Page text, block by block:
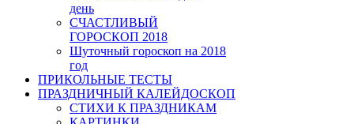
день
СЧАСТЛИВЫЙ
ГОРОСКОП 2018
Шуточный гороскоп на 2018
год
ПРИКОЛЬНЫЕ ТЕСТЫ
ПРАЗДНИЧНЫЙ КАЛЕЙДОСКОП
СТИХИ К ПРАЗДНИКАМ